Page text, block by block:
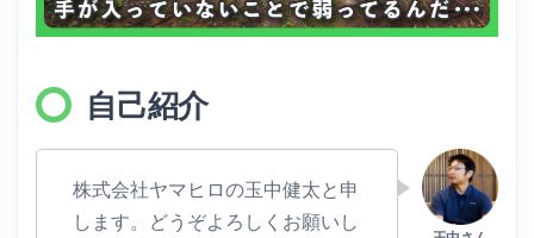
自己紹介
株式会社ヤマヒロの玉中健太と申
します。どうぞよろしくお願いし